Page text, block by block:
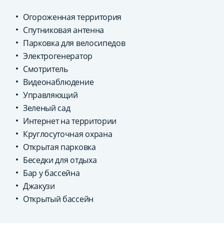
Огороженная территория
Спутниковая антенна
Парковка для велосипедов
Электрогенератор
Смотритель
Видеонаблюдение
Управляющий
Зеленый сад
Интернет на территории
Круглосуточная охрана
Открытая парковка
Беседки для отдыха
Бар у бассейна
Джакузи
Открытый бассейн